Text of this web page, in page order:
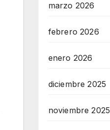
marzo 2026
febrero 2026
enero 2026
diciembre 2025
noviembre 2025